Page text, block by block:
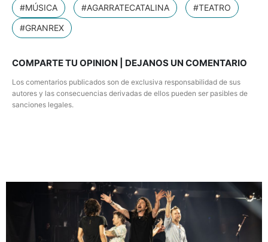
#MÚSICA #AGARRATECATALINA
#TEATRO
#GRANREX
COMPARTE TU OPINION | DEJANOS UN COMENTARIO
Los comentarios publicados son de exclusiva responsabilidad de sus
autores y las consecuencias derivadas de ellos pueden ser pasibles de
sanciones legales.